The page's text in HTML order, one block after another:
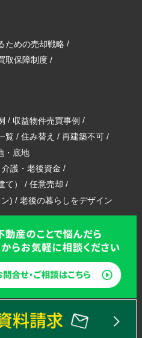
ための売却戦略
取保障制度
収益物件売買事例
覧 住み替え
再建築不可
・底地
介護・老後資金
て）
任意売却
)
老後の暮らしをデザイン